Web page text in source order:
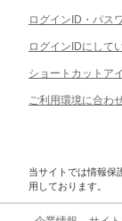
ログインID・パス
ログインIDにして
ショートカットア
ご利用環境に合わ
当サイトでは情報保
用しております。